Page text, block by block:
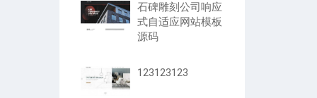
石碑雕刻公司响应
式自适应网站模板
源码
123123123